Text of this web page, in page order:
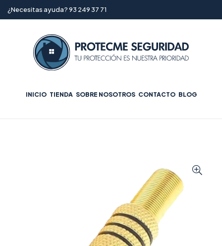
¿Necesitas ayuda? 93 249 37 71
INICIO TIENDA SOBRE NOSOTROS CONTACTO BLOG